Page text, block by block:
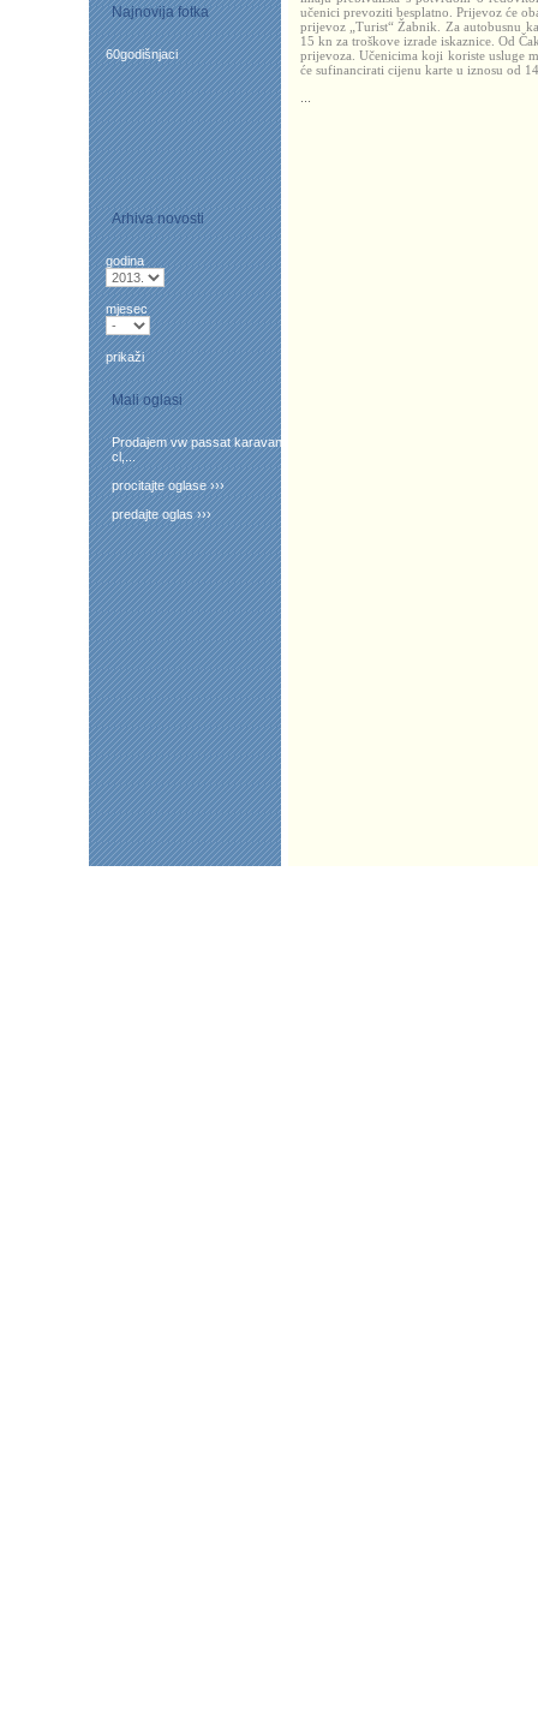
Najnovija fotka
60godišnjaci
Arhiva novosti
godina
mjesec
prikaži
Mali oglasi
Prodajem vw passat karavan
cl,...
procitajte oglase ›››
predajte oglas ›››
učenici prevoziti besplatno. Prijevoz će
prijevoz „Turist“ Žabnik. Za autobusnu
15 kn za troškove izrade iskaznice. Od
prijevoza. Učenicima koji koriste usluge
će sufinancirati cijenu karte u iznosu od